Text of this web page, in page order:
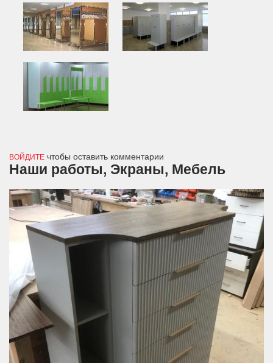
ВОЙДИТЕ чтобы оставить комментарии
Наши работы, Экраны, Мебель